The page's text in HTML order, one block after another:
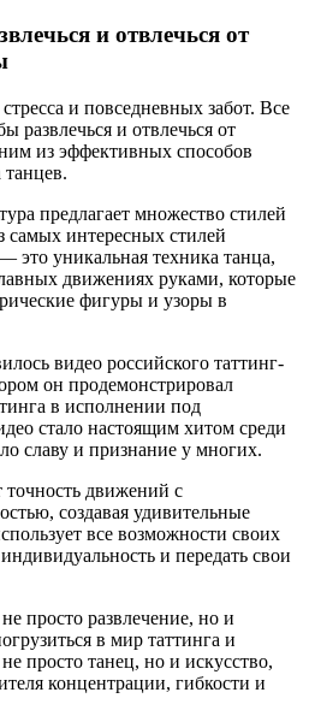
и отвлечься от
и повседневных забот. Все
развлечься и отвлечься от
из эффективных способов
танцев.
предлагает множество стилей
интересных стилей
это уникальная техника танца,
движениях руками, которые
фигуры и узоры в
видео российского таттинг-
он продемонстрировал
в исполнении под
стало настоящим хитом среди
славу и признание у многих.
точность движений с
создавая удивительные
все возможности своих
и передать свои
просто развлечение, но и
в мир таттинга и
просто танец, но и искусство,
концентрации, гибкости и